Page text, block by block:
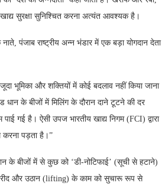
सुरक्षा सुनिश्चित करना अत्यंत आवश्यक है।
पंजाब राष्ट्रीय अन्न भंडार में एक बड़ा योगदान देता
भूमिका और शक्तियों में कोई बदलाव नहीं किया जाना
धान के बीजों में मिलिंग के दौरान दाने टूटने की दर
गई है। ऐसी उपज भारतीय खाद्य निगम (FCI) द्वारा
करना पड़ता है।”
के बीजों में से कुछ को ‘डी-नोटिफाई’ (सूची से हटाने)
और उठान (lifting) के काम को सुचारू रूप से